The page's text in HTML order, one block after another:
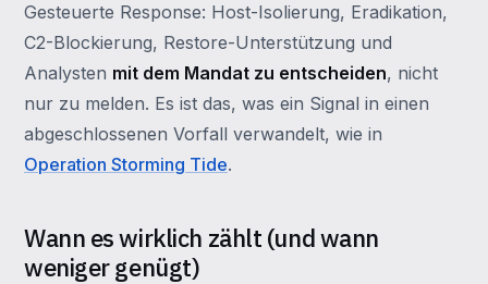
Gesteuerte Response: Host-Isolierung, Eradikation,
C2-Blockierung, Restore-Unterstützung und
Analysten mit dem Mandat zu entscheiden, nicht
nur zu melden. Es ist das, was ein Signal in einen
abgeschlossenen Vorfall verwandelt, wie in
Operation Storming Tide.
Wann es wirklich zählt (und wann
weniger genügt)